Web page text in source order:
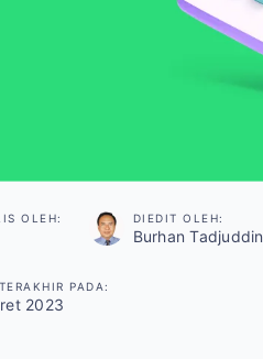
OLEH: DIEDIT OLEH:
Burhan Tadjuddin
PADA:
2023